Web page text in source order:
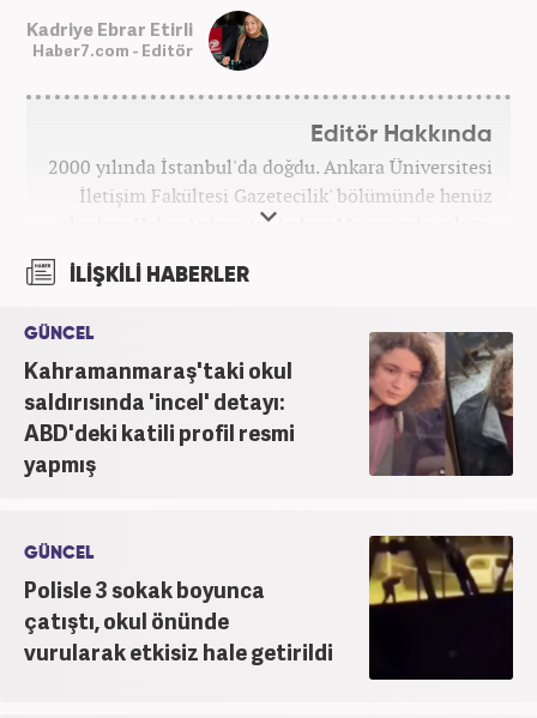
Kadriye Ebrar Etirli
Haber7.com - Editör
Editör Hakkında
2000 yılında İstanbul'da doğdu. Ankara Üniversitesi
İletişim Fakültesi Gazetecilik' bölümünde henüz
okurken HaberAnkara ve AnkaraMasası'nda çalıştı.
2022 yılındaki mezuniyetinin ardından Beyaz TV'de
'Haber Editörü' pozisyonunda görev aldı. 2024
Editörü kariyerine devam etmektedir.
İLİŞKİLİ HABERLER
GÜNCEL
Kahramanmaraş'taki okul
saldırısında 'incel' detayı:
ABD'deki katili profil resmi
yapmış
GÜNCEL
Polisle 3 sokak boyunca
çatıştı, okul önünde
vurularak etkisiz hale getirildi